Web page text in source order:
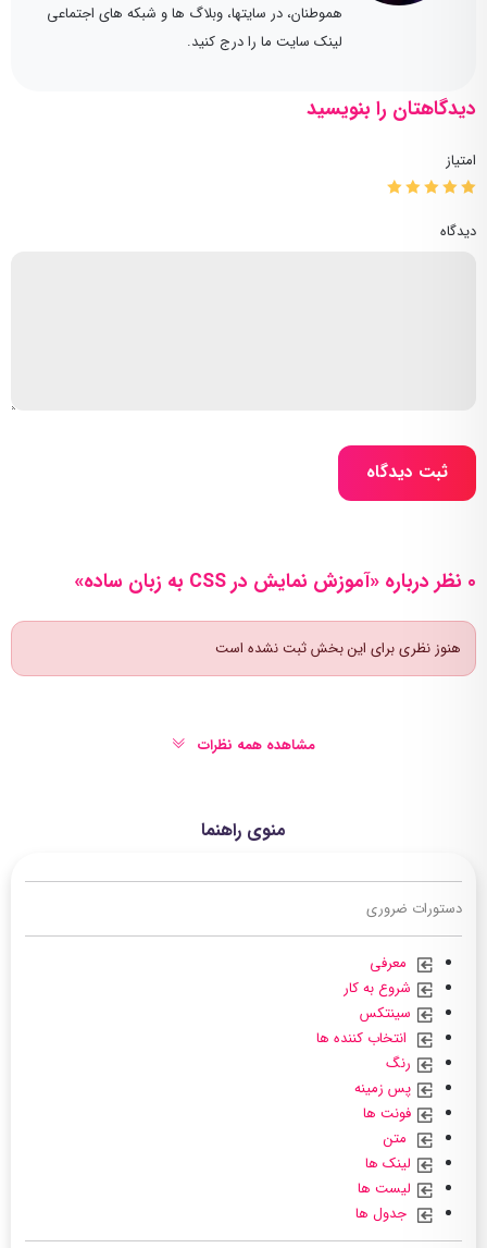
منوی راهنما
دستورات ضروری
معرفی
شروع به کار
سینتکس
انتخاب کننده ها
رنگ
پس زمینه
فونت ها
متن
لینک ها
لیست ها
جدول ها
هموطنان، در سایتها، وبلاگ ها و شبکه های اجتماعی
لینک سایت ما را درج کنید.
دیدگاهتان را بنویسید
امتیاز
دیدگاه
ثبت دیدگاه
0 نظر درباره «آموزش نمایش در CSS به زبان ساده»
هنوز نظری برای این بخش ثبت نشده است
مشاهده همه نظرات